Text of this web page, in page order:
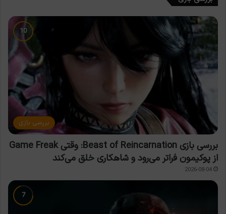
بررسی بازی
بررسی بازی Beast of Reincarnation: وقتی Game Freak
از پوکیمون فراتر می‌رود و شاهکاری خلق می‌کند
2026-08-04